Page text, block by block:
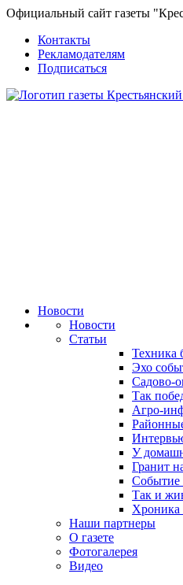
Официальный сайт газеты
Контакты
Рекламодателям
Подписаться
Новости
Новости
Статьи
Техника
Эхо
Садово-
Так
Агро-
У
Гранит
Событие
Так и
Хроника
Наши партнеры
О газете
Фотогалерея
Видео